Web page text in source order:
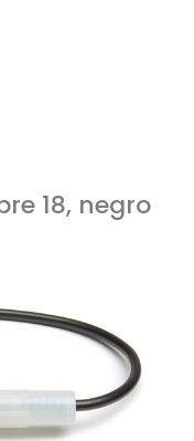
18, negro